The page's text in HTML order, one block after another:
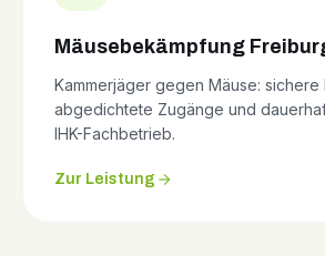
Mäusebekämpfung
Kammerjäger gegen Mäuse: sichere
abgedichtete Zugänge und
IHK-Fachbetrieb.
Zur Leistung